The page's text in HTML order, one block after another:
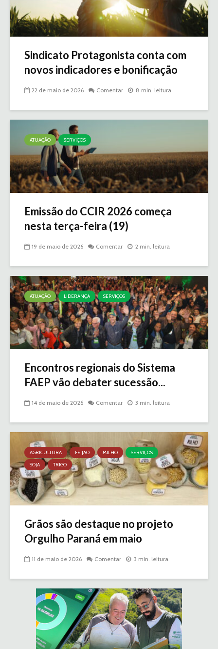
Sindicato Protagonista conta com
novos indicadores e bonificação
22 de maio de 2026 Comentar 8 min. leitura
ATUAÇÃO SERVIÇOS
Emissão do CCIR 2026 começa
nesta terça-feira (19)
19 de maio de 2026 Comentar 2 min. leitura
ATUAÇÃO LIDERANÇA SERVIÇOS
Encontros regionais do Sistema
FAEP vão debater sucessão...
14 de maio de 2026 Comentar 3 min. leitura
AGRICULTURA FEIJÃO MILHO
SERVIÇOS
SOJA
TRIGO
Grãos são destaque no projeto
Orgulho Paraná em maio
11 de maio de 2026 Comentar 3 min. leitura